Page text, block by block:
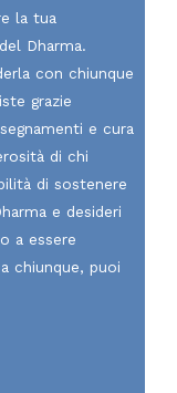
la tua
Dharma.
con chiunque
grazie
e cura
di chi
di sostenere
e desideri
a essere
chiunque, puoi